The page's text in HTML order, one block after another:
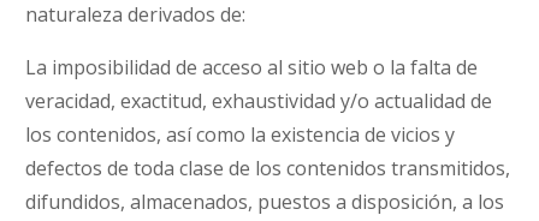
naturaleza derivados de:
La imposibilidad de acceso al sitio web o la falta de
veracidad, exactitud, exhaustividad y/o actualidad de
los contenidos, así como la existencia de vicios y
defectos de toda clase de los contenidos transmitidos,
difundidos, almacenados, puestos a disposición, a los